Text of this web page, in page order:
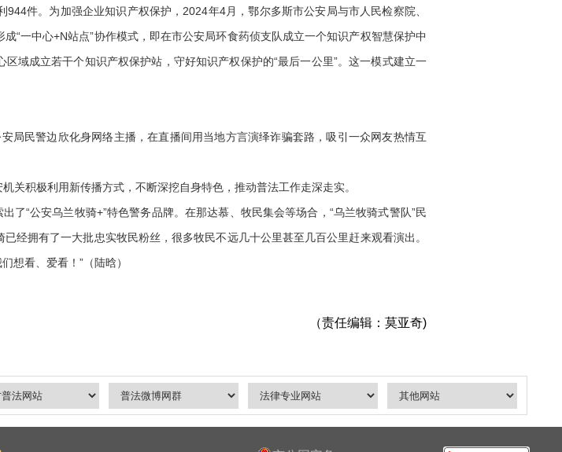
件。为加强企业知识产权保护，2024年4月，鄂尔多斯市公安局与市人民检察院、
“一中心+N站点”协作模式，即在市公安局环食药侦支队成立一个知识产权智慧保护中
域成立若干个知识产权保护站，守好知识产权保护的“最后一公里”。这一模式建立一
民警边欣化身网络主播，在直播间用当地方言演绎诈骗套路，吸引一众网友热情互
积极利用新传播方式，不断深挖自身特色，推动普法工作走深走实。
“公安乌兰牧骑+”特色警务品牌。在那达慕、牧民集会等场合，“乌兰牧骑式警队”民
经拥有了一大批忠实牧民粉丝，很多牧民不远几十公里甚至几百公里赶来观看演出。
想看、爱看！”（陆晗）
（责任编辑：莫亚奇)